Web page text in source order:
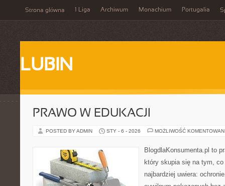
Strona główna 1 Liga Archiwum Monachium Portugalia
LUBIN
PRAWO W EDUKACJI
POSTED BY ADMIN STY - 6 - 2026 MOŻLIWOŚĆ
BlogdlaKonsumenta.pl to
który skupia się na tym,
najbardziej uwiera: